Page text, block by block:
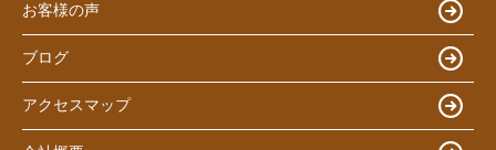
お客様の声
ブログ
アクセスマップ